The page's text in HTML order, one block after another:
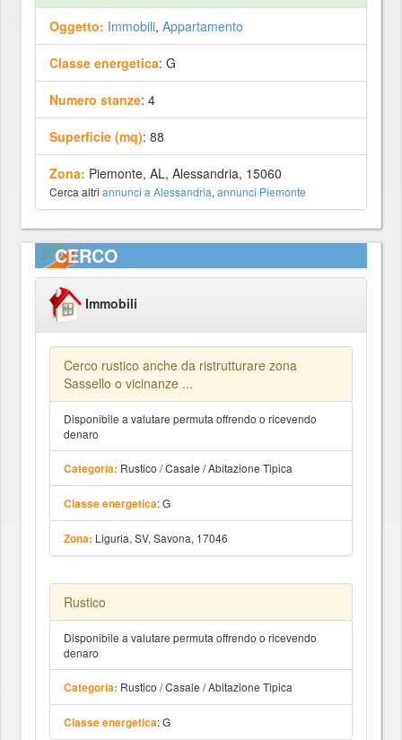
Oggetto: Immobili, Appartamento
Classe energetica: G
Numero stanze: 4
Superficie (mq): 88
Zona: Piemonte, AL, Alessandria, 15060
Cerca altri annunci a Alessandria, annunci Piemonte
CERCO
Immobili
Cerco rustico anche da ristrutturare zona
Sassello o vicinanze ...
Disponibile a valutare permuta offrendo o ricevendo
denaro
Categoria: Rustico / Casale / Abitazione Tipica
Classe energetica: G
Zona: Liguria, SV, Savona, 17046
Rustico
Disponibile a valutare permuta offrendo o ricevendo
denaro
Categoria: Rustico / Casale / Abitazione Tipica
Classe energetica: G